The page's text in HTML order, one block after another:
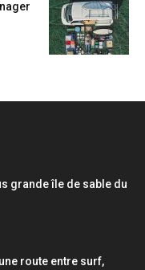
grande île de sable du
route entre surf,